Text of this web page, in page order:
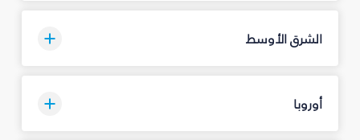
الشرق الأوسط
أوروبا